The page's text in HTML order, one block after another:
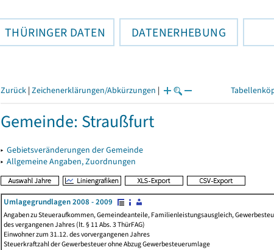
THÜRINGER DATEN DATENERHEBUNG
Zurück | Zeichenerklärungen/Abkürzungen |
Gemeinde: Straußfurt
▸ Gebietsveränderungen der Gemeinde
▸ Allgemeine Angaben, Zuordnungen
Umlagegrundlagen 2008 - 2009
Angaben zu Steueraufkommen, Gemeindeanteile, Familienleistungsausgleich,
des vergangenen Jahres (lt. § 11 Abs. 3 ThürFAG)
Einwohner zum 31.12. des vorvergangenen Jahres
Steuerkraftzahl der Gewerbesteuer ohne Abzug Gewerbesteuerumlage